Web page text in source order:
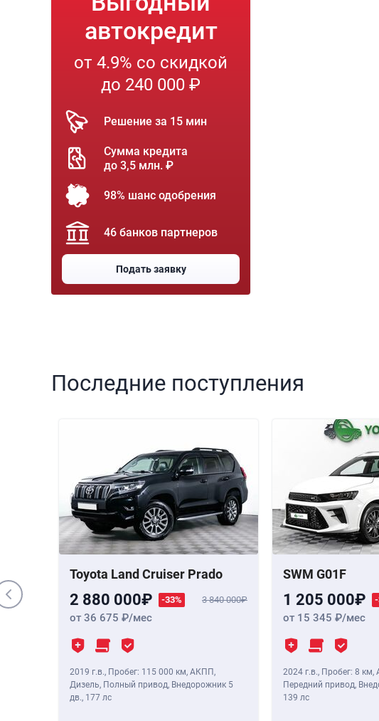
автокредит
от 4.9% со скидкой
до 240 000 ₽
Решение за 15 мин
Сумма кредита
до 3,5 млн. ₽
98% шанс одобрения
46 банков партнеров
Подать заявку
Последние поступления
Toyota Land Cruiser Prado
2 880 000 -33% 3 840 000
от 36 675 /мес
2019 г.в., Пробег: 115 000 км, АКПП,
Дизель, Полный привод, Внедорожник 5
дв., 177 лс
SWM G01F
1 205 000
от 15 345 /мес
2024 г.в., Пробег: 8 км,
Передний привод,
139 лс